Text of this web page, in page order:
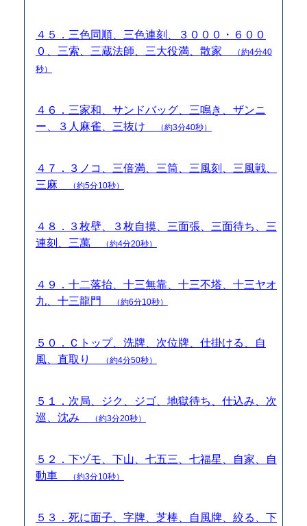
４５．三色同順、三色連刻、３０００・６００
０、三索、三蔵法師、三大役満、散家
（約4分40
秒）
４６．三家和、サンドバッグ、三鳴き、ザンニ
ー、３人麻雀、三抜け
（約3分40秒）
４７．３ノコ、三倍満、三筒、三風刻、三風戦、
三麻
（約5分10秒）
４８．３枚壁、３枚自摸、三面張、三面待ち、三
連刻、三萬
（約4分20秒）
４９．十二落抬、十三無靠、十三不塔、十三ヤオ
九、十三龍門
（約6分10秒）
５０．Ｃトップ、洗牌、次位牌、仕掛ける、自
風、直取り
（約4分50秒）
５１．次局、ジク、ジゴ、地獄待ち、仕込み、次
巡、沈み
（約3分20秒）
５２．下ヅモ、下山、七五三、七福星、自家、自
動車
（約3分10秒）
５３．死に面子、字牌、芝棒、自風牌、絞る、下